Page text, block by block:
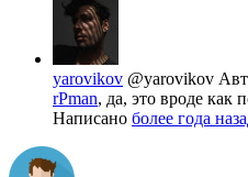
yarovikov @yarovikov
rPman, да, это вроде как
Написано более года